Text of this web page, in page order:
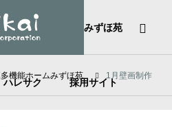
法人美咲会 みずほ苑
ハレサク 採用サイト
機能ホームみずほ苑 1月壁画制作